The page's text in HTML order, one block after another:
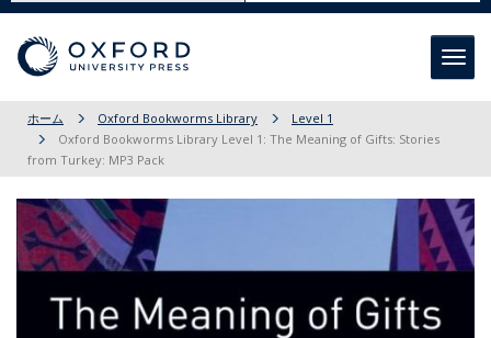
ホーム Oxford Bookworms Library
Level 1
Oxford Bookworms Library Level 1: The Meaning of Gifts: Stories
from Turkey: MP3 Pack